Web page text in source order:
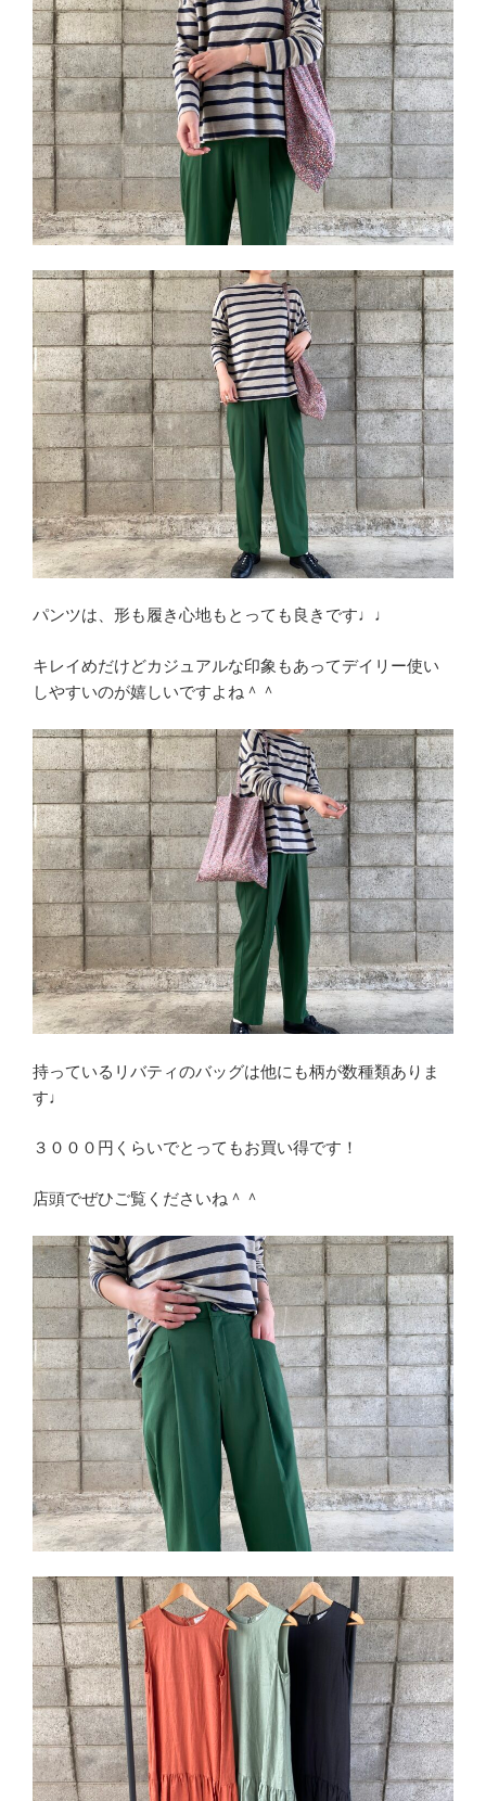
パンツは、形も履き心地もとっても良きです♩♩
キレイめだけどカジュアルな印象もあってデイリー使い
しやすいのが嬉しいですよね＾＾
持っているリバティのバッグは他にも柄が数種類ありま
す♩
３０００円くらいでとってもお買い得です！
店頭でぜひご覧くださいね＾＾